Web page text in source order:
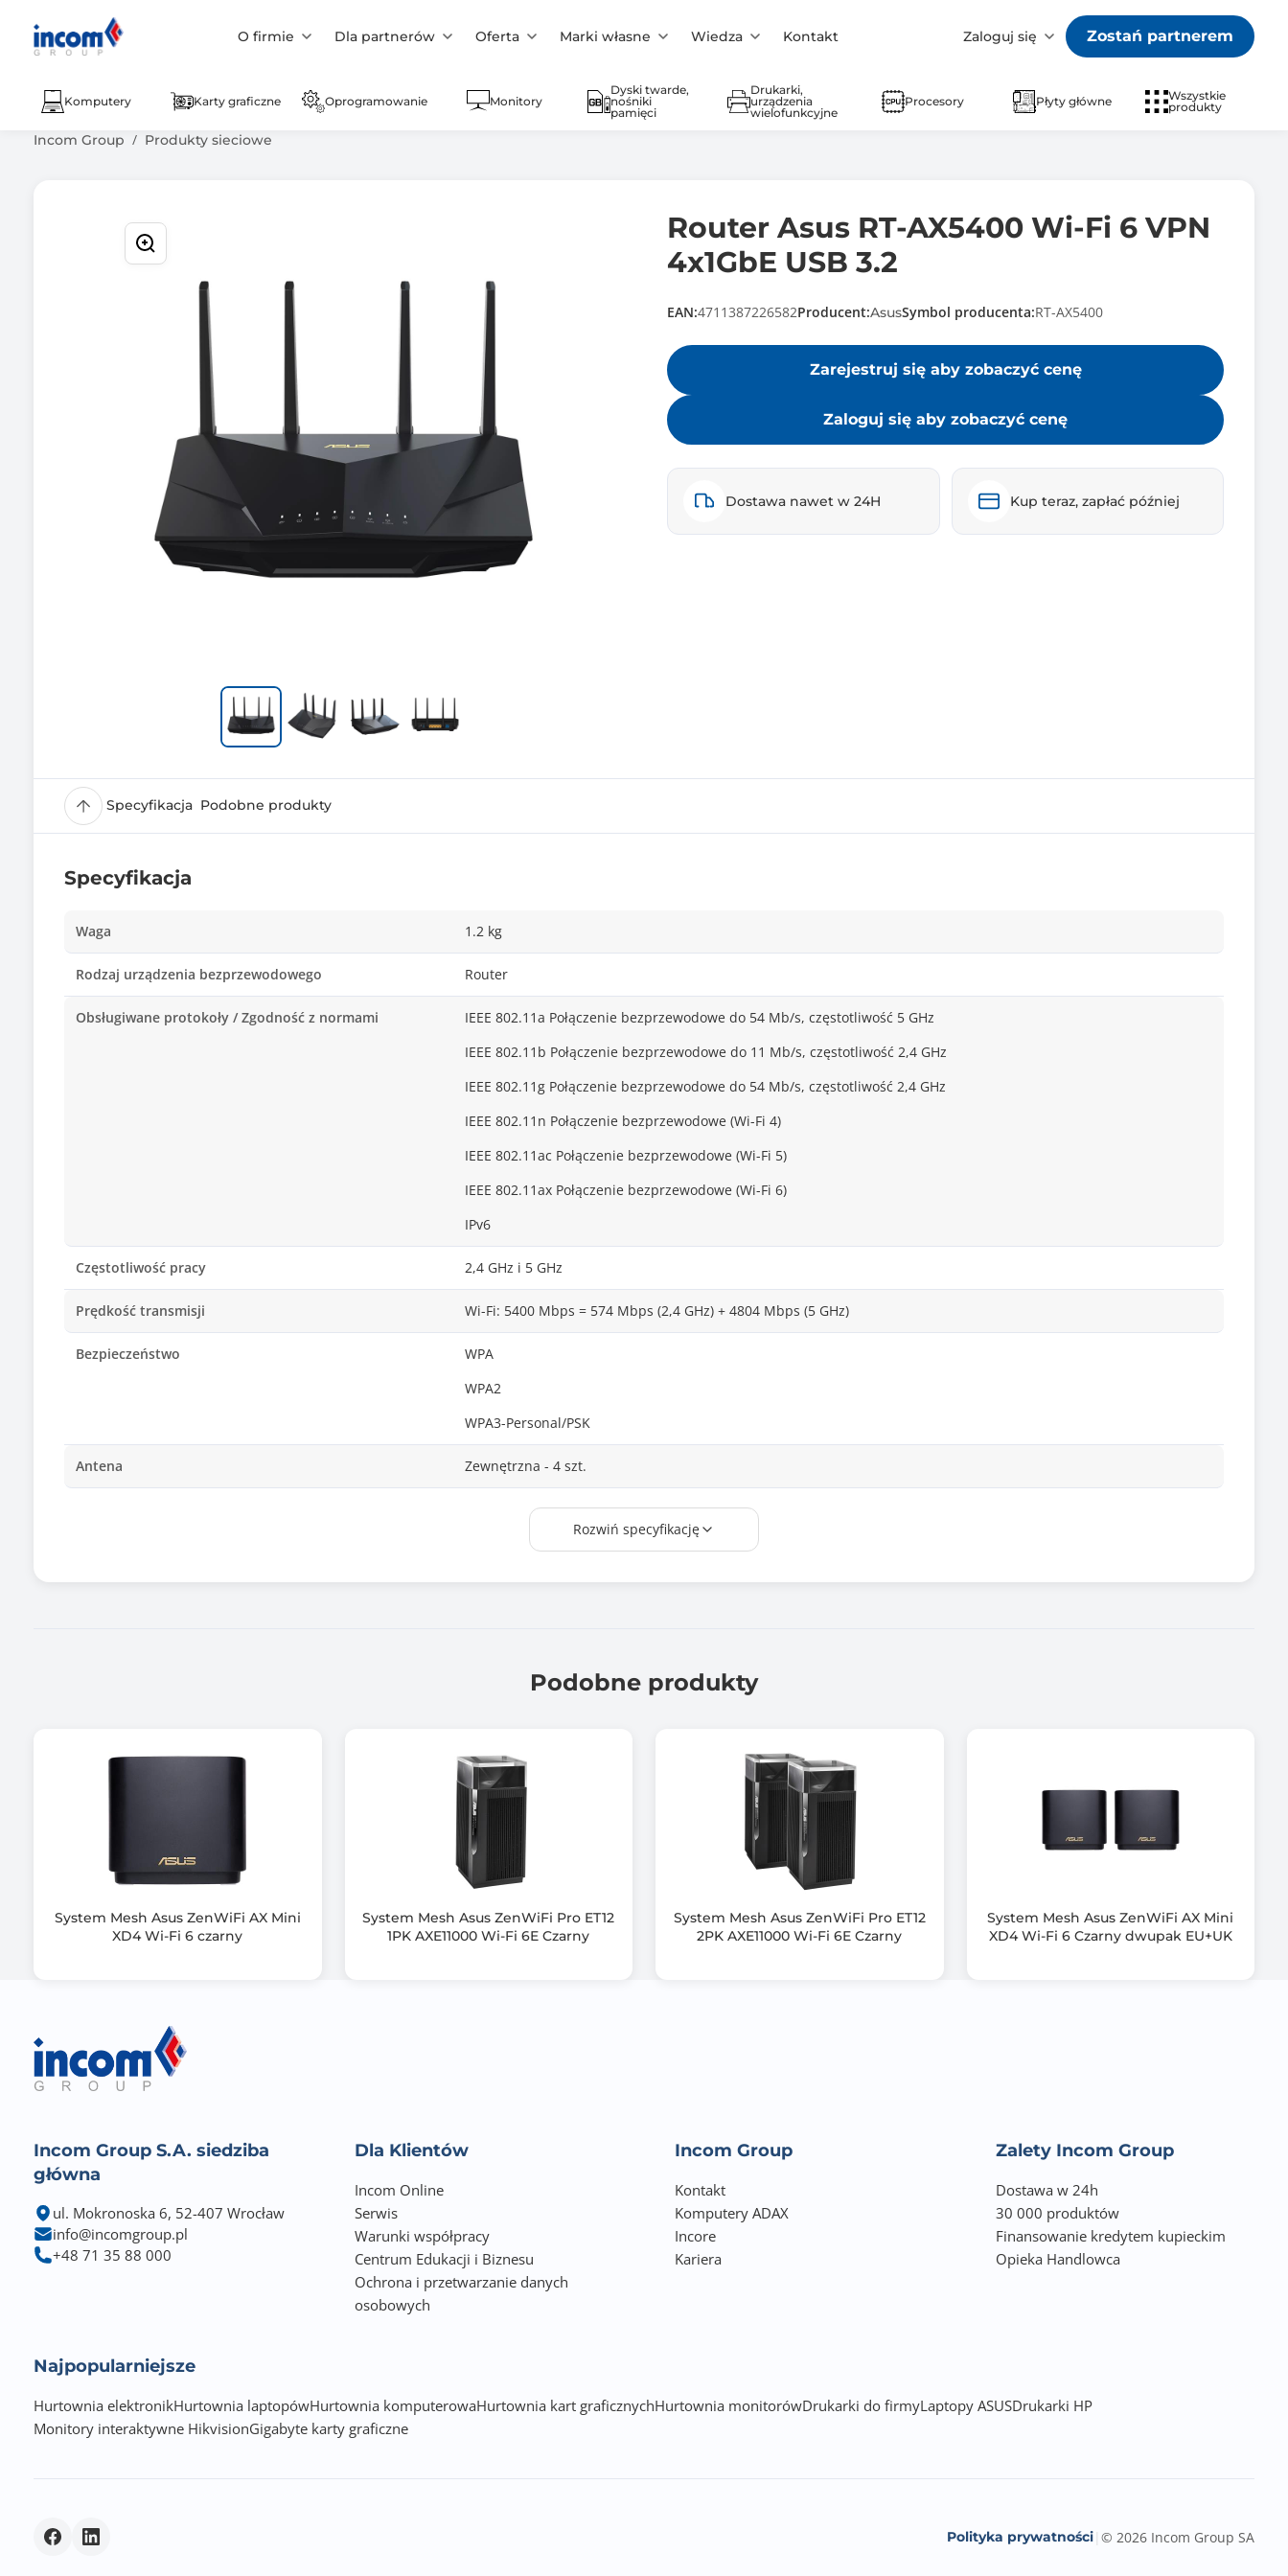
O firmie Dla partnerów Oferta Marki własne Wiedza Kontakt Zaloguj się Zostań partnerem
Komputery Karty graficzne Oprogramowanie Monitory
Dyski twarde,
nośniki
pamięci
Drukarki,
urządzenia
wielofunkcyjne
Procesory Płyty główne
Wszystkie
produkty
Incom Group Produkty sieciowe
Router Asus RT-AX5400 Wi-Fi 6 VPN
4x1GbE USB 3.2
EAN:4711387226582Producent:AsusSymbol producenta:RT-AX5400
Zarejestruj się aby zobaczyć cenę
Zaloguj się aby zobaczyć cenę
Dostawa nawet w 24H Kup teraz, zapłać później
Specyfikacja Podobne produkty
Specyfikacja
Waga 1.2 kg
Rodzaj urządzenia bezprzewodowego Router
Obsługiwane protokoły / Zgodność z normami
IEEE 802.11a Połączenie bezprzewodowe do 54 Mb/s, częstotliwość 5 GHz
IEEE 802.11b Połączenie bezprzewodowe do 11 Mb/s, częstotliwość 2,4 GHz
IEEE 802.11g Połączenie bezprzewodowe do 54 Mb/s, częstotliwość 2,4 GHz
IEEE 802.11n Połączenie bezprzewodowe (Wi-Fi 4)
IEEE 802.11ac Połączenie bezprzewodowe (Wi-Fi 5)
IEEE 802.11ax Połączenie bezprzewodowe (Wi-Fi 6)
IPv6
Częstotliwość pracy 2,4 GHz i 5 GHz
Prędkość transmisji Wi-Fi: 5400 Mbps = 574 Mbps (2,4 GHz) + 4804 Mbps (5 GHz)
Bezpieczeństwo
WPA
WPA2
WPA3-Personal/PSK
Antena Zewnętrzna - 4 szt.
Router / Bramka internetowa
Access Point / Punkt dostępowy
AiMesh Node
Strefa gości / Sieć dla gości (Guest Network)
WPS (Wireless Protected Setup)
DMZ (Demilitarized Zone)
DDNS
Serwer SAMBA
Ilość portów LAN
Ilość portów WAN
Porty wej/wyj
USB 3.0
0.612
Informacje dodatkowe
Rozwiń specyfikację
Podobne produkty
System Mesh Asus ZenWiFi AX Mini
XD4 Wi-Fi 6 czarny
System Mesh Asus ZenWiFi Pro ET12
1PK AXE11000 Wi-Fi 6E Czarny
System Mesh Asus ZenWiFi Pro ET12
2PK AXE11000 Wi-Fi 6E Czarny
System Mesh Asus ZenWiFi AX Mini
XD4 Wi-Fi 6 Czarny dwupak EU+UK
Incom Group S.A. siedziba
główna
ul. Mokronoska 6, 52-407 Wrocław
info@incomgroup.pl
+48 71 35 88 000
Dla Klientów
Incom Online
Serwis
Warunki współpracy
Centrum Edukacji i Biznesu
Ochrona i przetwarzanie danych
osobowych
Incom Group
Kontakt
Komputery ADAX
Incore
Kariera
Zalety Incom Group
Dostawa w 24h
30 000 produktów
Finansowanie kredytem kupieckim
Opieka Handlowca
Najpopularniejsze
Hurtownia elektronikHurtownia laptopówHurtownia komputerowaHurtownia kart graficznychHurtownia monitorówDrukarki do firmyLaptopy ASUSDrukarki HP
Monitory interaktywne HikvisionGigabyte karty graficzne
Polityka prywatności © 2026 Incom Group SA